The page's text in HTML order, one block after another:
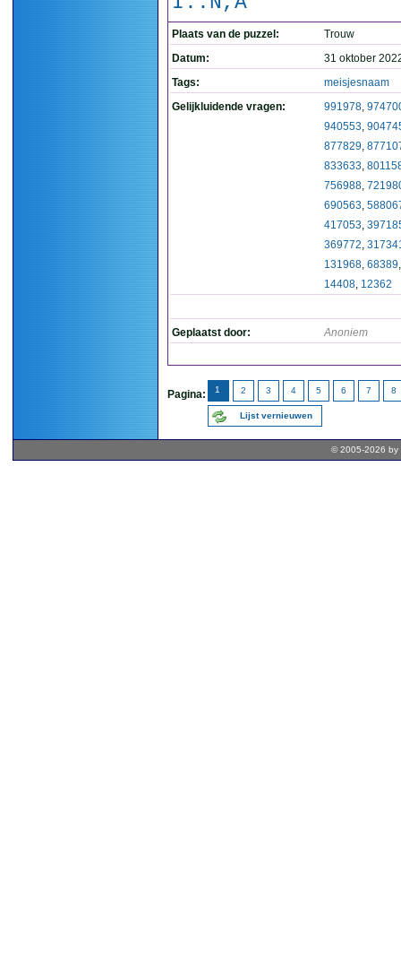
Plaats van de puzzel:
Trouw
Datum:
31 oktober
Tags:
meisjesnaam
Gelijkluidende vragen:
991978,
940553,
877829,
833633,
756988,
690563,
417053,
369772,
131968, 68389
14408, 12362
Geplaatst door: Anoniem
Pagina: 1 2 3 4 5 6 7 8
Lijst vernieuwen
© 2005-2026 by